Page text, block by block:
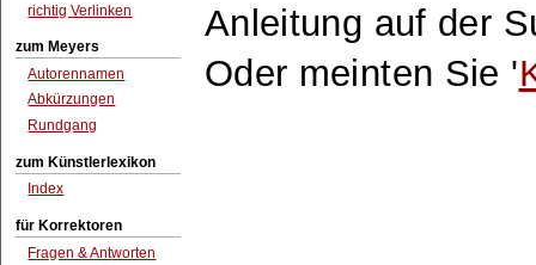
richtig Verlinken
zum Meyers
Autorennamen
Abkürzungen
Rundgang
zum Künstlerlexikon
Index
für Korrektoren
Fragen & Antworten
Anleitung auf der
Oder meinten Sie '